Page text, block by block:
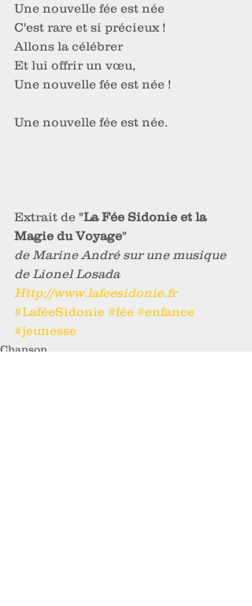
Une nouvelle fée est née
C'est rare et si précieux !
Allons la célébrer
Et lui offrir un vœu,
Une nouvelle fée est née !
Une nouvelle fée est née.
Extrait de "La Fée Sidonie et la
Magie du Voyage"
de Marine André sur une musique
de Lionel Losada
Http://www.lafeesidonie.fr
#LaféeSidonie #fée #enfance
#jeunesse
Chanson